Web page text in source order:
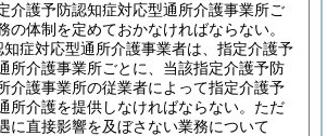
介護予防認知症対応型通所介護事業所ご
の体制を定めておかなければならない。
症対応型通所介護事業者は、指定介護予
所介護事業所ごとに、当該指定介護予防
介護事業所の従業者によって指定介護予
所介護を提供しなければならない。 ただ
に直接影響を及ぼさない業務について